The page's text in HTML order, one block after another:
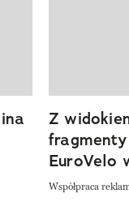
Z
EuroVelo
Współpraca